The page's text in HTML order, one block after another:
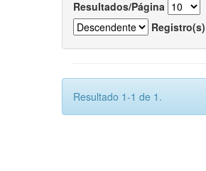
Resultados/Página
Registro(s)
Resultado 1-1 de 1.